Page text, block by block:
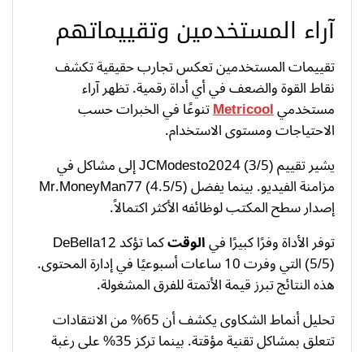
آراء المستخدمين وتقييماتهم
تقييمات المستخدمين تعكس تجارب حقيقية تكشف
نقاط القوة والضعف في أي أداة رقمية. تظهر آراء
مستخدميMetricoolتنوعًا في الخبرات حسب
الاحتياجات ومستوى الاستخدام.
يشير تقييم JCModesto2024 (3/5) إلى مشاكل في
مزامنة الفيديو. بينما يفضل Mr.MoneyMan77 (4.5/5)
إصدار سطح المكتب لوظائفه الأكثر اكتمالاً.
توفر الأداة وفرًا كبيرًا فيالوقت كما تؤكد DeBella12
(5/5) التي وفرت 10 ساعات أسبوعيًا في إدارة المحتوى.
هذه النتائج تبرز قيمة الأتمتة للفرق المشغولة.
تحليل أنماط الشكاوى يكشف أن 65% من الانتقادات
تتعلق بمشاكل تقنية مؤقتة. بينما تركز 35% على رغبة